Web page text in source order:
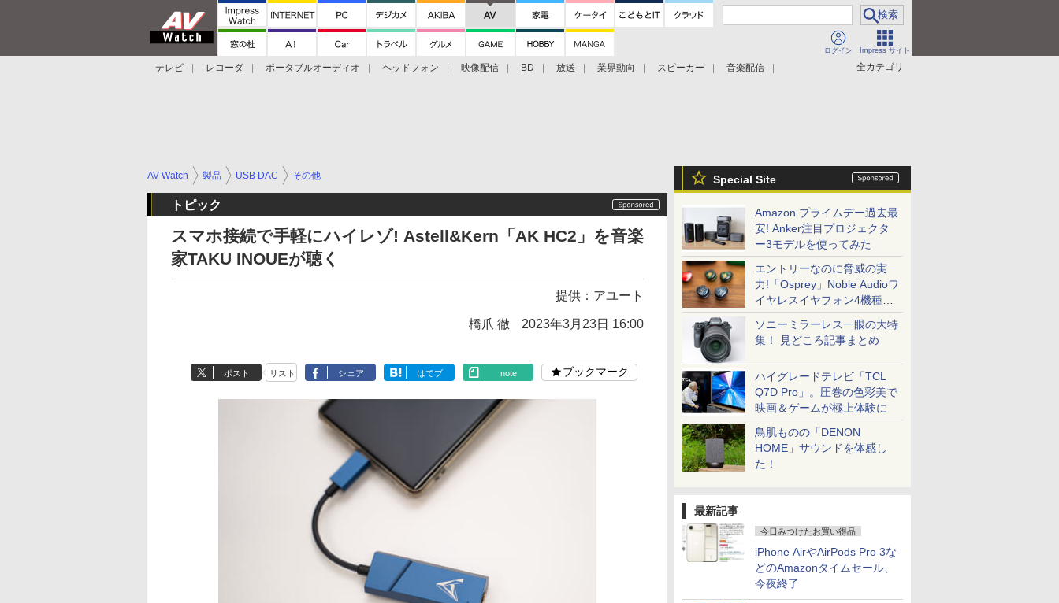
ログイン Impress サイト
全カテゴリ
テレビ レコーダ ポータブルオーディオ ヘッドフォン 映像配信 BD 放送 業界動向 スピーカー
音楽配信
Special Site
Amazon プライムデー過去最
安! Anker注目プロジェクタ
ー3モデルを使ってみた
エントリーなのに脅威の実
力!「Osprey」Noble Audioワ
イヤレスイヤフォン4機種を
一気に聴く
ソニーミラーレス一眼の大特
集！ 見どころ記事まとめ
ハイグレードテレビ「TCL
Q7D Pro」。圧巻の色彩美で
映画＆ゲームが極上体験に
鳥肌ものの「DENON
HOME」サウンドを体感し
た！
最新記事
今日みつけたお買い得品
iPhone AirやAirPods Pro 3な
どのAmazonタイムセール、
今夜終了
AV Watch 製品 USB DAC その他
トピック
スマホ接続で手軽にハイレゾ! Astell&Kern「AK HC2」を音楽
家TAKU INOUEが聴く
提供： アユート
橋爪 徹 2023年3月23日 16:00
ポスト リスト シェア はてブ note ブックマーク